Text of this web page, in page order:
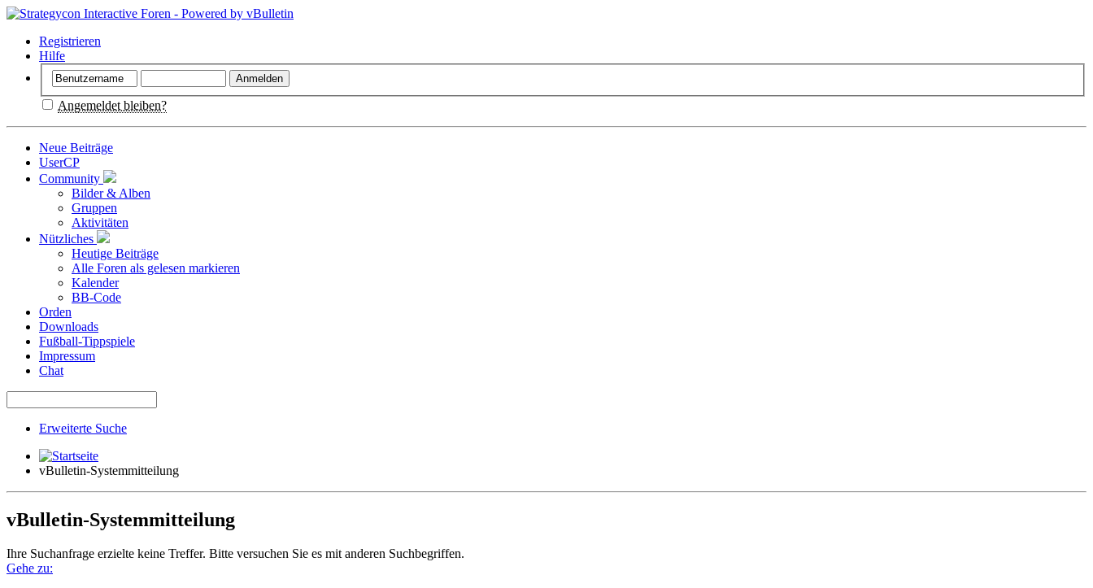
Registrieren
Hilfe
Angemeldet bleiben?
Neue Beiträge
UserCP
Community
Bilder & Alben
Gruppen
Aktivitäten
Nützliches
Heutige Beiträge
Alle Foren als gelesen markieren
Kalender
BB-Code
Orden
Downloads
Fußball-Tippspiele
Impressum
Chat
Erweiterte Suche
vBulletin-Systemmitteilung
vBulletin-Systemmitteilung
Ihre Suchanfrage erzielte keine Treffer. Bitte versuchen Sie es mit anderen Suchbegriffen.
Gehe zu: